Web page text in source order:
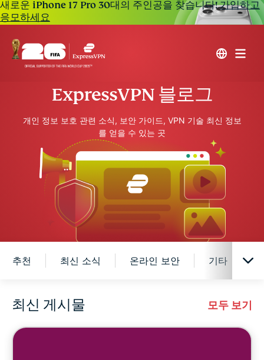
새로운 iPhone 17 Pro 30대의 주인공을 찾습니다!가입하고
응모하세요
ExpressVPN 블로그
개인 정보 보호 관련 소식, 보안 가이드, VPN 기술 최신 정보
를 얻을 수 있는 곳
추천 최신 소식 온라인 보안 기타
사이버보안
최신 게시물 모두 보기